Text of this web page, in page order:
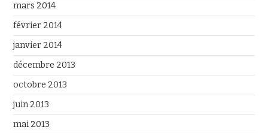
mars 2014
février 2014
janvier 2014
décembre 2013
octobre 2013
juin 2013
mai 2013